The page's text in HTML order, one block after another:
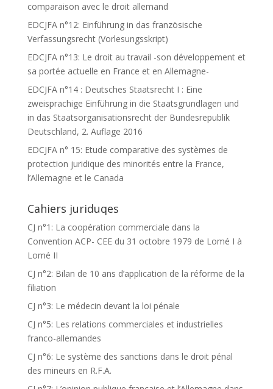
comparaison avec le droit allemand
EDCJFA n°12: Einführung in das französische
Verfassungsrecht (Vorlesungsskript)
EDCJFA n°13: Le droit au travail -son développement et
sa portée actuelle en France et en Allemagne-
EDCJFA n°14 : Deutsches Staatsrecht I : Eine
zweisprachige Einführung in die Staatsgrundlagen und
in das Staatsorganisationsrecht der Bundesrepublik
Deutschland, 2. Auflage 2016
EDCJFA n° 15: Etude comparative des systèmes de
protection juridique des minorités entre la France,
l’Allemagne et le Canada
Cahiers juriduqes
CJ n°1: La coopération commerciale dans la
Convention ACP- CEE du 31 octobre 1979 de Lomé I à
Lomé II
CJ n°2: Bilan de 10 ans d’application de la réforme de la
filiation
CJ n°3: Le médecin devant la loi pénale
CJ n°5: Les relations commerciales et industrielles
franco-allemandes
CJ n°6: Le système des sanctions dans le droit pénal
des mineurs en R.F.A.